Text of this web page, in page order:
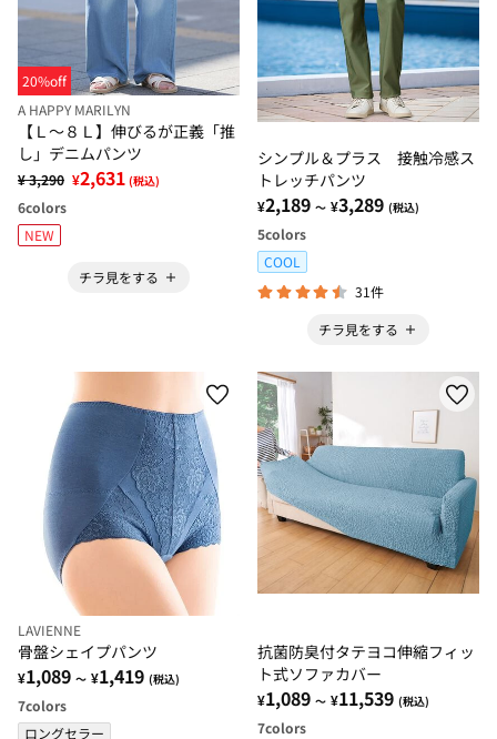
20%off
A HAPPY MARILYN
【Ｌ～８Ｌ】伸びるが正義「推
し」デニムパンツ
¥ 3,290 ¥2,631 (税込)
6colors
NEW
チラ見をする
シンプル＆プラス 接触冷感ス
トレッチパンツ
¥2,189 ～ ¥3,289 (税込)
5colors
COOL
31件
チラ見をする
LAVIENNE
骨盤シェイプパンツ
¥1,089 ～ ¥1,419 (税込)
7colors
ロングセラー
抗菌防臭付タテヨコ伸縮フィッ
ト式ソファカバー
¥1,089 ～ ¥11,539 (税込)
7colors